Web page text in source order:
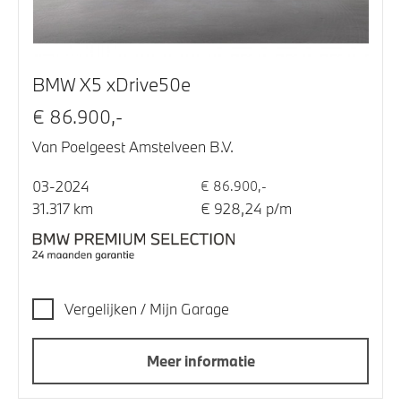
BMW X5 xDrive50e
€ 86.900,-
Van Poelgeest Amstelveen B.V.
03-2024 € 86.900,-
31.317 km € 928,24 p/m
Vergelijken / Mijn Garage
Meer informatie